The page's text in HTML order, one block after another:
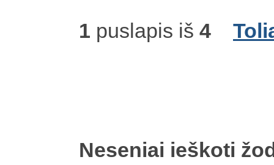
1 puslapis iš 4
Neseniai ieškoti